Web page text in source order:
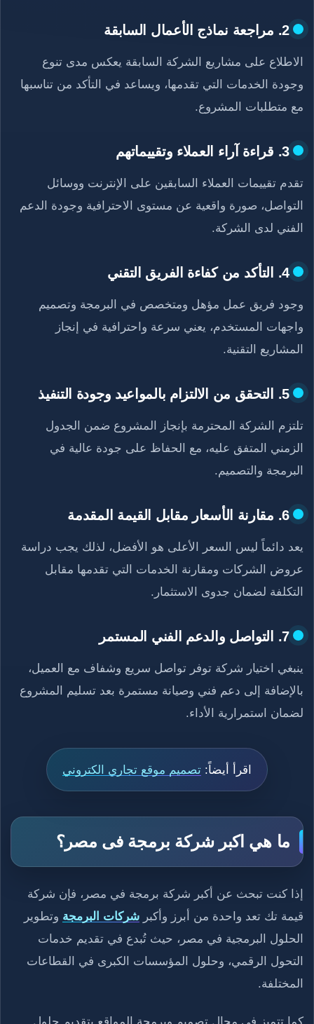
2. مراجعة نماذج الأعمال السابقة
الاطلاع على مشاريع الشركة السابقة يعكس مدى تنوع
وجودة الخدمات التي تقدمها، ويساعد في التأكد من تناسبها
مع متطلبات المشروع.
3. قراءة آراء العملاء وتقييماتهم
تقدم تقييمات العملاء السابقين على الإنترنت ووسائل
التواصل، صورة واقعية عن مستوى الاحترافية وجودة الدعم
الفني لدى الشركة.
4. التأكد من كفاءة الفريق التقني
وجود فريق عمل مؤهل ومتخصص في البرمجة وتصميم
واجهات المستخدم، يعني سرعة واحترافية في إنجاز
المشاريع التقنية.
5. التحقق من الالتزام بالمواعيد وجودة التنفيذ
تلتزم الشركة المحترمة بإنجاز المشروع ضمن الجدول
الزمني المتفق عليه، مع الحفاظ على جودة عالية في
البرمجة والتصميم.
6. مقارنة الأسعار مقابل القيمة المقدمة
يعد دائماً ليس السعر الأعلى هو الأفضل، لذلك يجب دراسة
عروض الشركات ومقارنة الخدمات التي تقدمها مقابل
التكلفة لضمان جدوى الاستثمار.
7. التواصل والدعم الفني المستمر
ينبغي اختيار شركة توفر تواصل سريع وشفاف مع العميل،
بالإضافة إلى دعم فني وصيانة مستمرة بعد تسليم المشروع
لضمان استمرارية الأداء.
اقرأ أيضاً: تصميم موقع تجاري الكتروني
ما هي اكبر شركة برمجة فى مصر؟
إذا كنت تبحث عن أكبر شركة برمجة في مصر، فإن شركة
قيمة تك تعد واحدة من أبرز وأكبر شركات البرمجة وتطوير
الحلول البرمجية في مصر، حيث تُبدع في تقديم خدمات
التحول الرقمي، وحلول المؤسسات الكبرى في القطاعات
المختلفة.
كما تتميز في مجال تصميم وبرمجة المواقع بتقديم حلول